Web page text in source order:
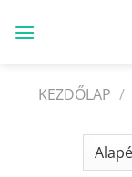
KEZDŐLAP /